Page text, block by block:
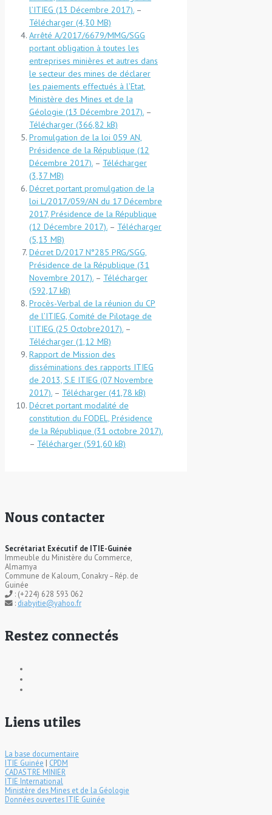
l’ITIEG (13 Décembre 2017). –
Télécharger
Arrêté A/2017/6679/MMG/SGG
portant obligation à toutes les
entreprises minières et autres dans
le secteur des mines de déclarer
les paiements effectués à l’Etat,
Ministère des Mines et de la
Géologie (13 Décembre 2017). –
Télécharger
Promulgation de la loi 059 AN,
Présidence de la République (12
Décembre 2017). – Télécharger
Décret portant promulgation de la
loi L/2017/059/AN du 17 Décembre
2017, Présidence de la République
(12 Décembre 2017). – Télécharger
Décret D/2017 N°285 PRG/SGG,
Présidence de la République (31
Novembre 2017). – Télécharger
Procès-Verbal de la réunion du CP
de l’ITIEG, Comité de Pilotage de
l’ITIEG (25 Octobre2017). –
Télécharger
Rapport de Mission des
disséminations des rapports ITIEG
de 2013, S.E ITIEG (07 Novembre
2017). – Télécharger
Décret portant modalité de
constitution du FODEL, Présidence
de la République (31 octobre 2017).
– Télécharger
Nous contacter
Secrétariat Exécutif de ITIE-Guinée
Immeuble du Ministère du Commerce,
Almamya
Commune de Kaloum, Conakry – Rép. de
Guinée
: (+224) 628 593 062
: diabyitie@yahoo.fr
Restez connectés
Liens utiles
La base documentaire
ITIE Guinée | CPDM
CADASTRE MINIER
ITIE International
Ministère des Mines et de la Géologie
Données ouvertes ITIE Guinée